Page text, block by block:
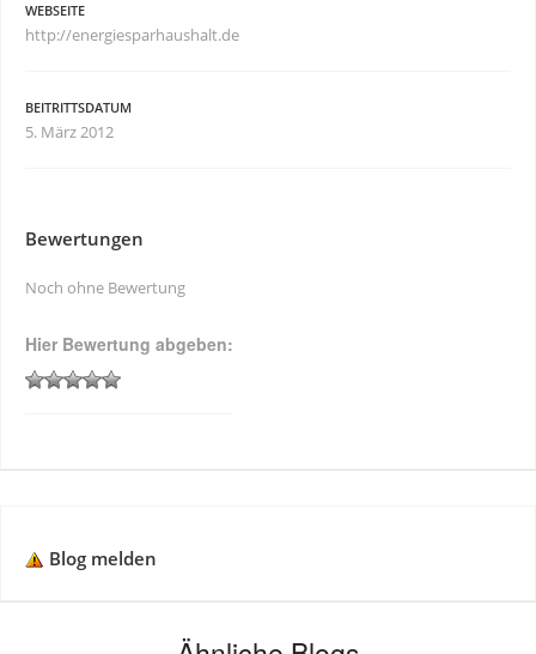
WEBSEITE
http://energiesparhaushalt.de
BEITRITTSDATUM
5. März 2012
Bewertungen
Noch ohne Bewertung
Hier Bewertung abgeben:
Blog melden